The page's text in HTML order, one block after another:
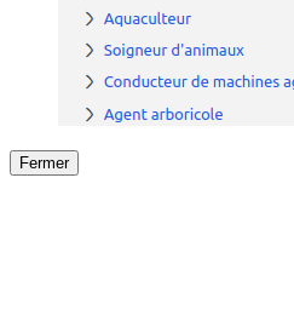
Fermer